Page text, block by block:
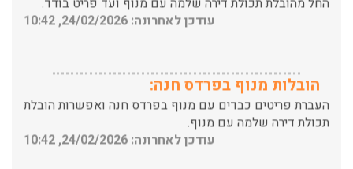
תכולת דירה שלמה עם מנוף.
עודכן לאחרונה: 24/02/2026, 10:42